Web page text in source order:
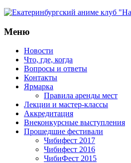
Меню
Новости
Что, где, когда
Вопросы и ответы
Контакты
Ярмарка
Правила аренды мест
Лекции и мастер-классы
Аккредитация
Внеконкурсные выступления
Прошедшие фестивали
Чибифест 2017
Чибифест 2016
ЧибиФест 2015